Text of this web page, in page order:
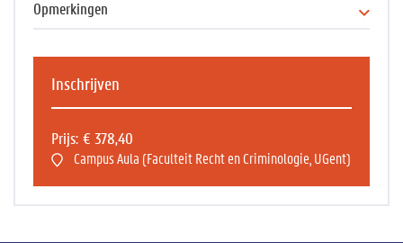
Opmerkingen
Kennis hebben van de bronnen van het rechtsdomein
Kennis hebben van en inzicht hebben in het wezen van de
rechtspersoons- en vertegenwoordigingstechnieken, kennis
hebben van en inzicht hebben in het wezen van beperking van
aansprakelijkheid en van het kapitaalbegrip.
Inschrijven
Prijs € 378,40
Campus Aula (Faculteit Recht en Criminologie, UGent)